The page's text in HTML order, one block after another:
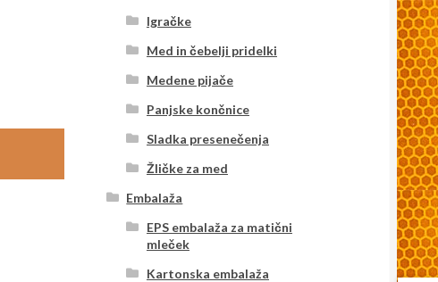
Igračke
Med in čebelji pridelki
Medene pijače
Panjske končnice
Sladka presenečenja
Žličke za med
Embalaža
EPS embalaža za matični
mleček
Kartonska embalaža